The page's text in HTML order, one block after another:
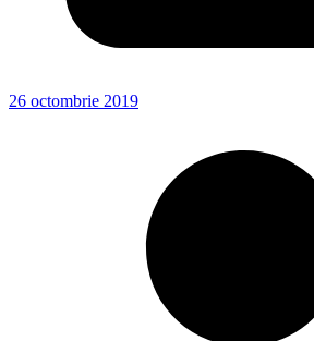
26 octombrie 2019